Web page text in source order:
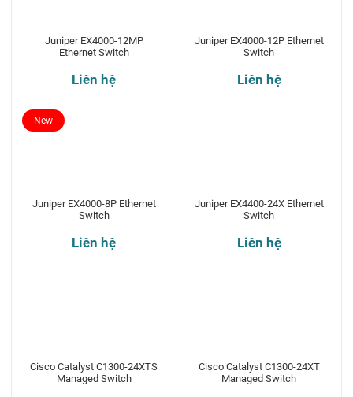
Juniper EX4000-12MP
Ethernet Switch
Liên hệ
Juniper EX4000-12P Ethernet
Switch
Liên hệ
Juniper EX4000-8P Ethernet
Switch
Liên hệ
New
Juniper EX4400-24X Ethernet
Switch
Liên hệ
Cisco Catalyst C1300-24XTS
Managed Switch
Cisco Catalyst C1300-24XT
Managed Switch